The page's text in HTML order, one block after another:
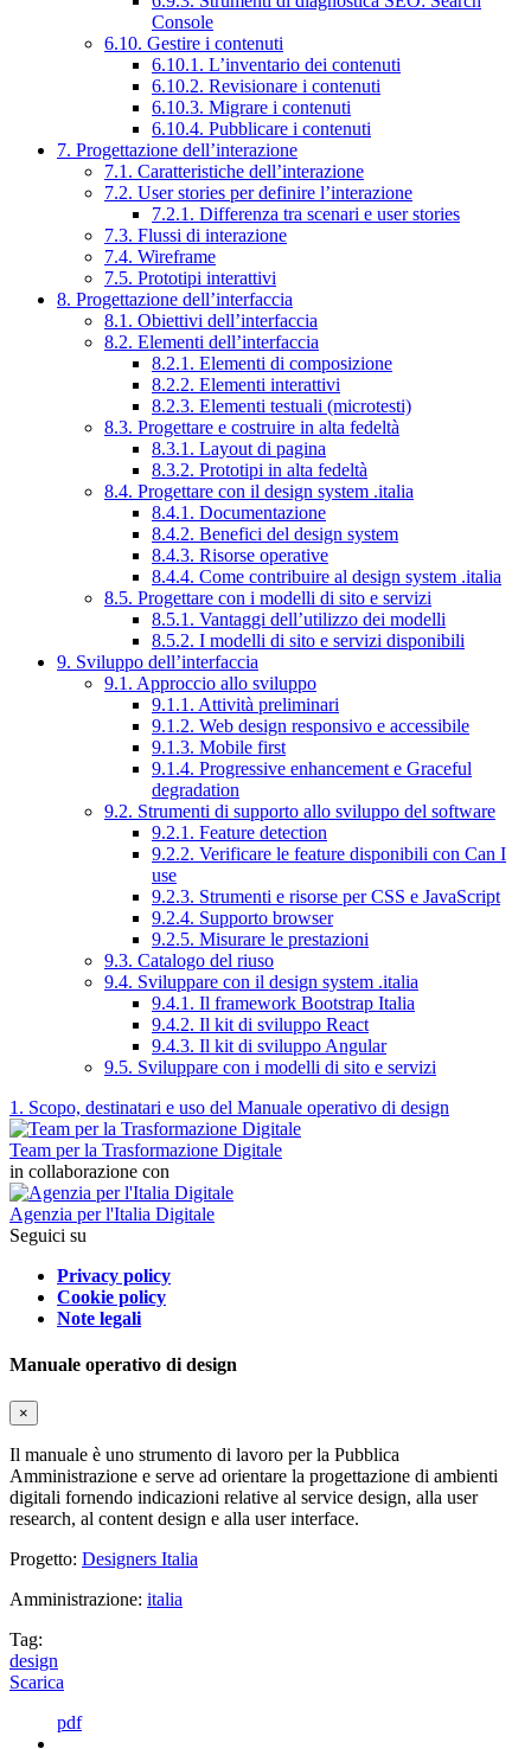
Console
6.10. Gestire i contenuti
6.10.1. L’inventario dei contenuti
6.10.2. Revisionare i contenuti
6.10.3. Migrare i contenuti
6.10.4. Pubblicare i contenuti
7. Progettazione dell’interazione
7.1. Caratteristiche dell’interazione
7.2. User stories per definire l’interazione
7.2.1. Differenza tra scenari e user stories
7.3. Flussi di interazione
7.4. Wireframe
7.5. Prototipi interattivi
8. Progettazione dell’interfaccia
8.1. Obiettivi dell’interfaccia
8.2. Elementi dell’interfaccia
8.2.1. Elementi di composizione
8.2.2. Elementi interattivi
8.2.3. Elementi testuali (microtesti)
8.3. Progettare e costruire in alta fedeltà
8.3.1. Layout di pagina
8.3.2. Prototipi in alta fedeltà
8.4. Progettare con il design system .italia
8.4.1. Documentazione
8.4.2. Benefici del design system
8.4.3. Risorse operative
8.4.4. Come contribuire al design system .italia
8.5. Progettare con i modelli di sito e servizi
8.5.1. Vantaggi dell’utilizzo dei modelli
8.5.2. I modelli di sito e servizi disponibili
9. Sviluppo dell’interfaccia
9.1. Approccio allo sviluppo
9.1.1. Attività preliminari
9.1.2. Web design responsivo e accessibile
9.1.3. Mobile first
9.1.4. Progressive enhancement e Graceful
degradation
9.2. Strumenti di supporto allo sviluppo del software
9.2.1. Feature detection
9.2.2. Verificare le feature disponibili con Can I
use
9.2.3. Strumenti e risorse per CSS e JavaScript
9.2.4. Supporto browser
9.2.5. Misurare le prestazioni
9.3. Catalogo del riuso
9.4. Sviluppare con il design system .italia
9.4.1. Il framework Bootstrap Italia
9.4.2. Il kit di sviluppo React
9.4.3. Il kit di sviluppo Angular
9.5. Sviluppare con i modelli di sito e servizi
1. Scopo, destinatari e uso del Manuale operativo di design
Team per la Trasformazione Digitale
in collaborazione con
Agenzia per l'Italia Digitale
Seguici su
Privacy policy
Cookie policy
Note legali
Manuale operativo di design
×
Il manuale è uno strumento di lavoro per la Pubblica
Amministrazione e serve ad orientare la progettazione di ambienti
digitali fornendo indicazioni relative al service design, alla user
research, al content design e alla user interface.
Progetto: Designers Italia
Amministrazione: italia
Tag:
design
Scarica
pdf